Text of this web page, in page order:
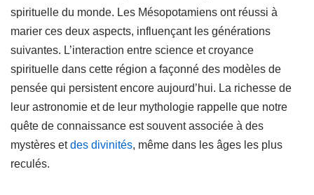
spirituelle du monde. Les Mésopotamiens ont réussi à
marier ces deux aspects, influençant les générations
suivantes. L’interaction entre science et croyance
spirituelle dans cette région a façonné des modèles de
pensée qui persistent encore aujourd’hui. La richesse de
leur astronomie et de leur mythologie rappelle que notre
quête de connaissance est souvent associée à des
mystères etdes divinités, même dans les âges les plus
reculés.